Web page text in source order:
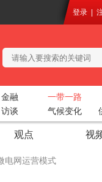
登录
金融 一带一路
访谈 气候变化
观点 视
电网运营模式